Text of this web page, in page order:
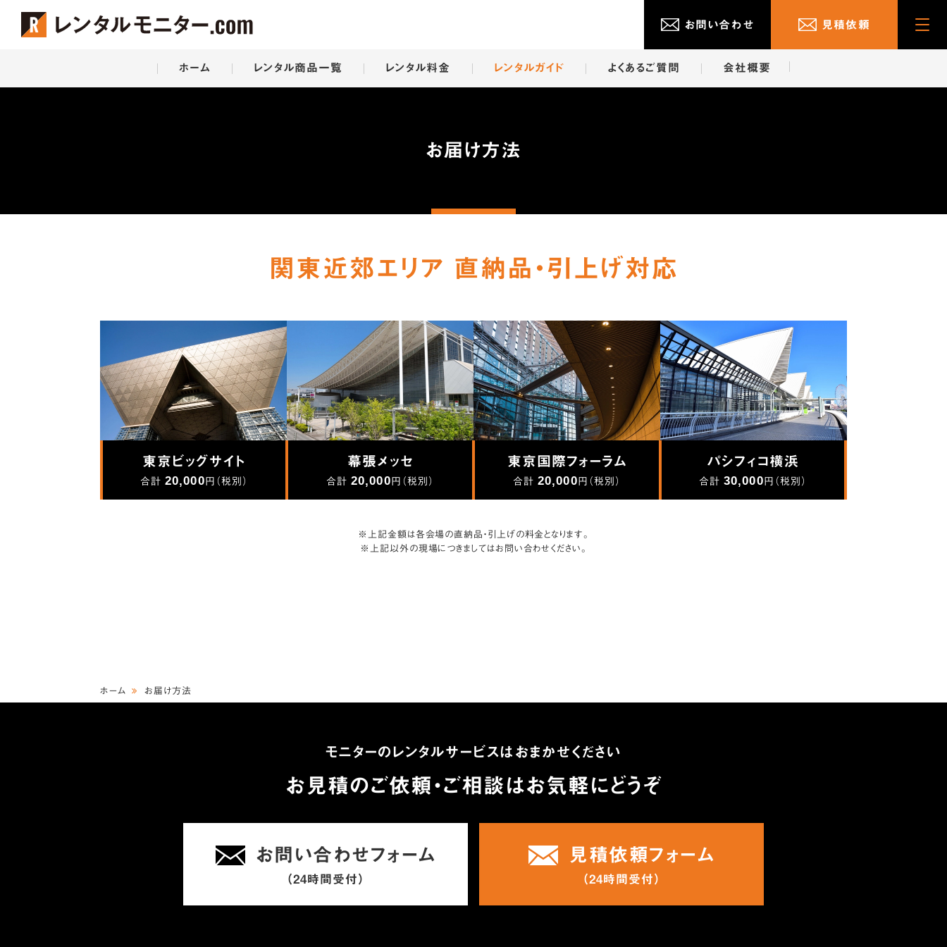
お問い合わせ 見積依頼
Cli
ホーム レンタル商品一覧 レンタル料金 レンタルガイド よくあるご質問 会社概要
お届け方法
関東近郊エリア 直納品・引上げ対応
東京ビッグサイト
合計20,000円（税別）
幕張メッセ
合計20,000円（税別）
東京国際フォーラム
合計20,000円（税別）
パシフィコ横浜
合計30,000円（税別）
※上記金額は各会場の直納品・引上げの料金となります。
※上記以外の現場につきましてはお問い合わせください。
ホーム お届け方法
モニターのレンタルサービスはおまかせください
お見積のご依頼・ご相談はお気軽にどうぞ
お問い合わせフォーム
（24時間受付）
見積依頼フォーム
（24時間受付）